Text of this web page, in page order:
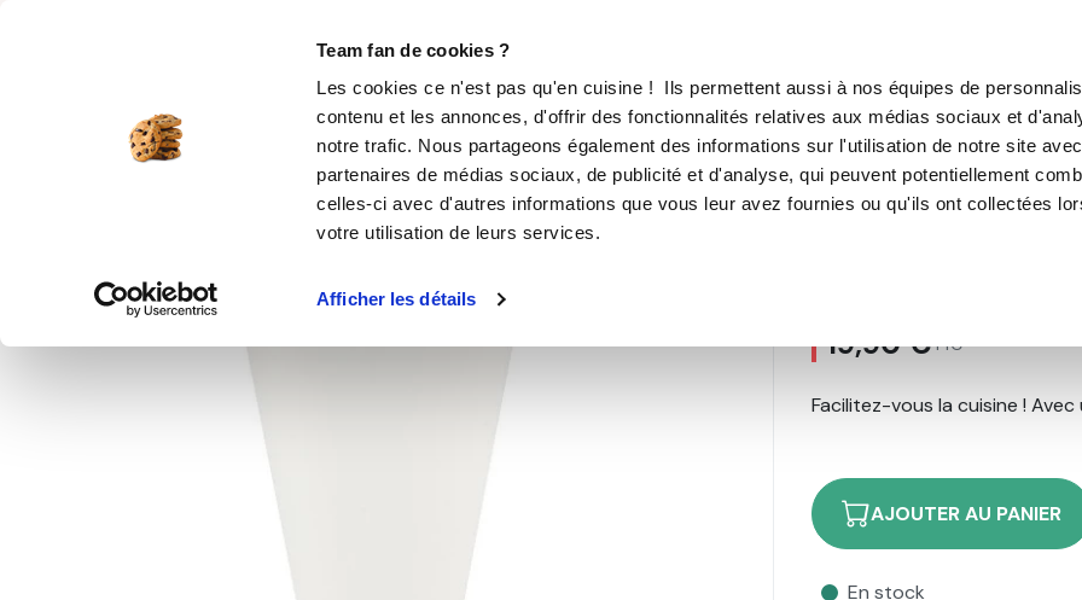
Team fan de cookies ?
Les cookies ce n'est pas qu'en cuisine ! Ils permettent aussi à nos équipes de
contenu et les annonces, d'offrir des fonctionnalités relatives aux médias sociaux et
notre trafic. Nous partageons également des informations sur l'utilisation de notre site
partenaires de médias sociaux, de publicité et d'analyse, qui peuvent potentiellement
celles-ci avec d'autres informations que vous leur avez fournies ou qu'ils ont collectées
votre utilisation de leurs services.
Afficher les détails
MOULES SILICONE USTENSILES ÉPICERIE MISE SOUS VIDE MACHINE À CAFÉ MACHINE À GLACE
Ustensiles de cuisine Support poches à douilles
19,90 €TTC
Facilitez-vous la cuisine !
AJOUTER AU PANIER
En stock